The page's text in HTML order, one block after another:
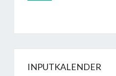
INPUTKALENDER